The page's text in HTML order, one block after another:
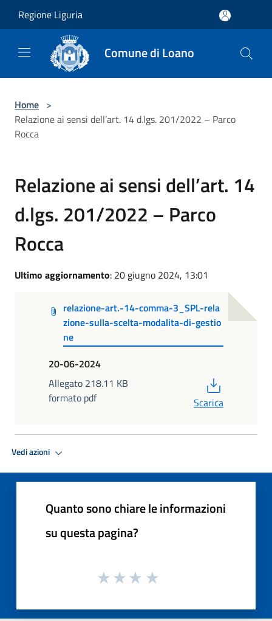
Regione Liguria
Comune di Loano
Home >
Relazione ai sensi dell’art. 14 d.lgs. 201/2022 – Parco
Rocca
Relazione ai sensi dell’art. 14
d.lgs. 201/2022 – Parco
Rocca
Ultimo aggiornamento: 20 giugno 2024, 13:01
relazione-art.-14-comma-3_SPL-rela
zione-sulla-scelta-modalita-di-gestio
ne
20-06-2024
Allegato 218.11 KB
formato pdf
Scarica
Vedi azioni
Quanto sono chiare le informazioni
su questa pagina?